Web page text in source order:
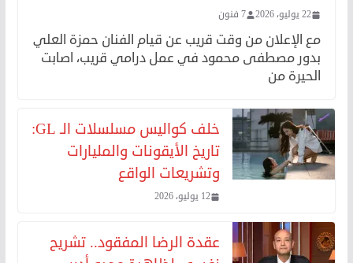
22 يوليو، 2026 7 فنون
مع الإعلان من وقت قريب عن قيام الفنان حمزة العلي
بدور مصطفى محمود في عمل درامي قريب، اصابت
الحيرة من
خلف كواليس مسلسلات الـ GL:
تاريخ الأيقونات والمليارات
وتشريعات الواقع
12 يوليو، 2026
عقدة الرضا المفقود.. تشريح